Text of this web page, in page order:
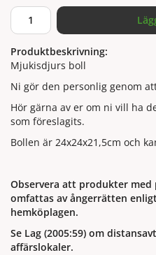
Produktbeskrivning:
Mjukisdjurs boll
Ni gör den personlig genom
Hör gärna av er om ni vill ha
som föreslagits.
Bollen är 24x24x21,5cm och
Observera att produkter
omfattas av ångerrätten
hemköplagen.
Se Lag (2005:59) om
affärslokaler.